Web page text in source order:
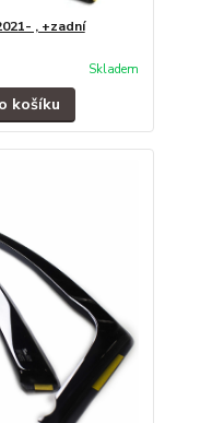
, +zadní
Skladem
košíku